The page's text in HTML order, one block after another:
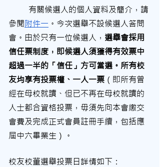
參閱附件一 。今次選舉不設候選人答問
會。由於只有一位候選人， 選舉會採用
信任票制度，即候選人須獲得有效票中
超過一半的「信任」方可當選。所有校
友均享有投票權、一人一票 （即所有曾
經在母校就讀、但已不再在母校就讀的
人士都合資格投票，毋須先向本會繳交
會費及完成正式會員註冊手續，包括應
屆中六畢業生）。
校友校董選舉投票日詳情如下：